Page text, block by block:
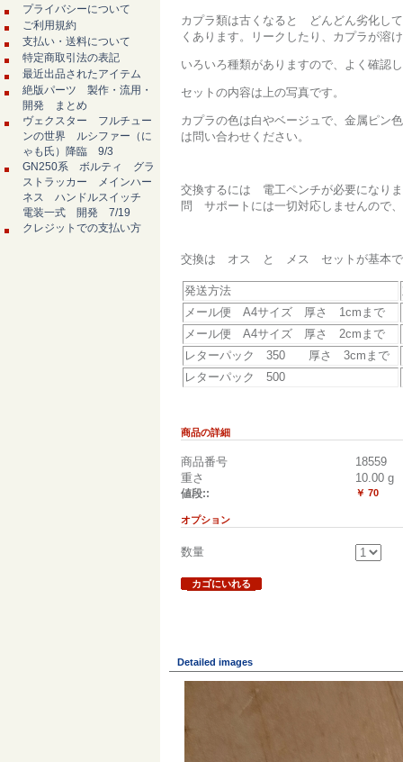
プライバシーについて
ご利用規約
支払い・送料について
特定商取引法の表記
最近出品されたアイテム
絶版パーツ 製作・流用・
開発 まとめ
ヴェクスター フルチュー
ンの世界 ルシファー（に
ゃも氏）降臨 9/3
GN250系 ボルティ グラ
ストラッカー メインハー
ネス ハンドルスイッチ
電装一式 開発 7/19
クレジットでの支払い方
カプラ類は古くなると どんどん劣化し
くあります。リークしたり、カプラが
いろいろ種類がありますので、よく確認
セットの内容は上の写真です。
カプラの色は白やベージュで、金属ピン
は問い合わせください。
交換するには 電工ペンチが必要になり
問 サポートには一切対応しませんので
交換は オス と メス セットが基本で
発送方法
メール便 A4サイズ 厚さ 1cmまで
メール便 A4サイズ 厚さ 2cmまで
レターパック 350 厚さ 3cmまで
レターパック 500
商品の詳細
商品番号
18559
重さ
10.00 g
値段:: ￥ 70
オプション
数量
カゴにいれる
Detailed images